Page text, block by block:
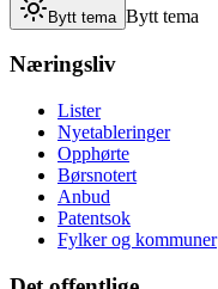
Bytt tema Bytt tema
Næringsliv
Lister
Nyetableringer
Opphørte
Børsnotert
Anbud
Patentsok
Fylker og kommuner